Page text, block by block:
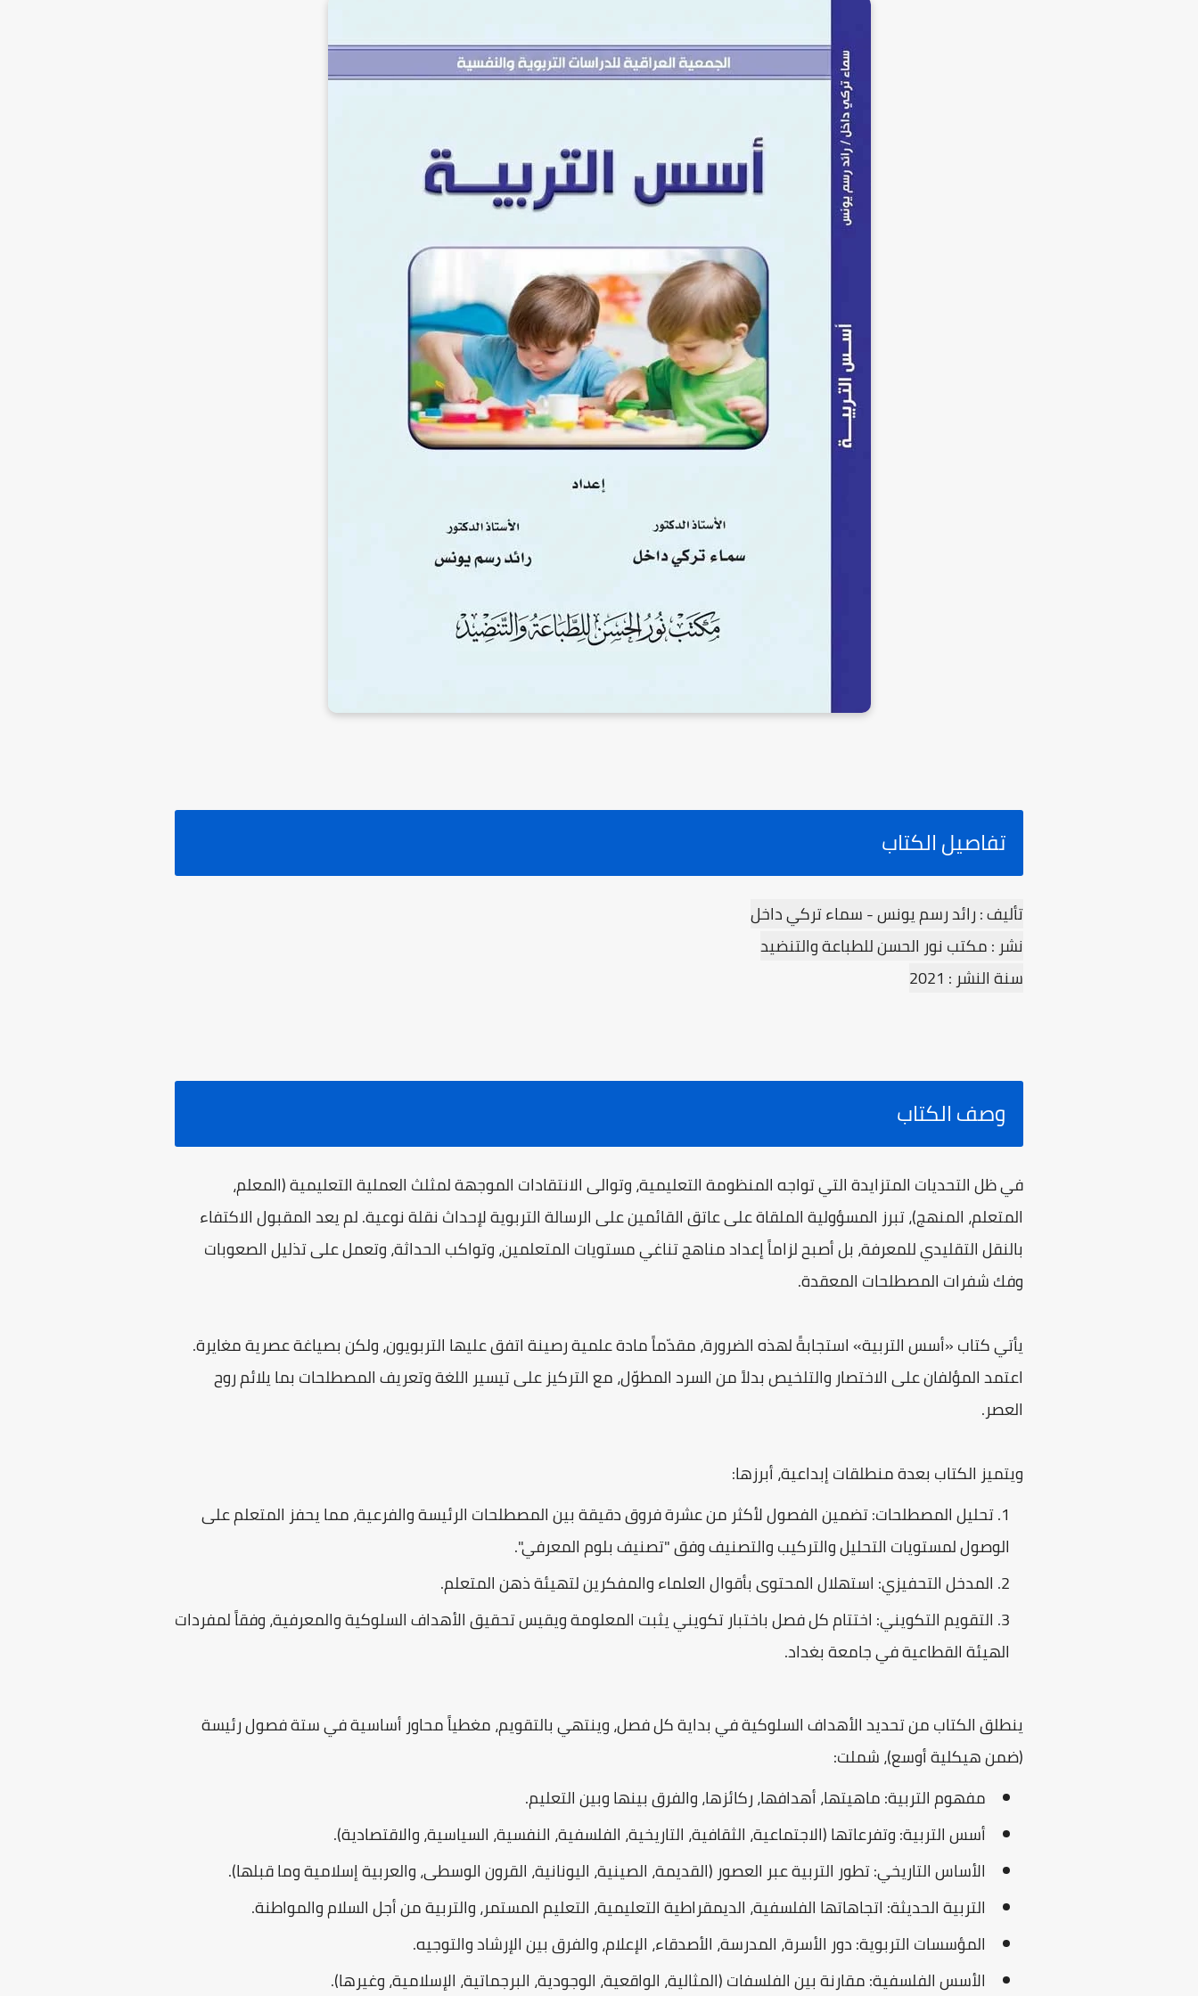
تفاصيل الكتاب
تأليف : رائد رسم یونس - سماء تركي داخل
نشر : مكتب نور الحسن للطباعة والتنضيد
سنة النشر : 2021
وصف الكتاب
في ظل التحديات المتزايدة التي تواجه المنظومة التعليمية، وتوالى الانتقادات الموجهة لمثلث العملية التعليمية (المعلم،
المتعلم، المنهج)، تبرز المسؤولية الملقاة على عاتق القائمين على الرسالة التربوية لإحداث نقلة نوعية. لم يعد المقبول الاكتفاء
بالنقل التقليدي للمعرفة، بل أصبح لزاماً إعداد مناهج تناغي مستويات المتعلمين، وتواكب الحداثة، وتعمل على تذليل الصعوبات
وفك شفرات المصطلحات المعقدة.
يأتي كتاب «أسس التربية» استجابةً لهذه الضرورة، مقدّماً مادة علمية رصينة اتفق عليها التربويون، ولكن بصياغة عصرية مغايرة.
اعتمد المؤلفان على الاختصار والتلخيص بدلاً من السرد المطوّل، مع التركيز على تيسير اللغة وتعريف المصطلحات بما يلائم روح
العصر.
ويتميز الكتاب بعدة منطلقات إبداعية، أبرزها:
تحليل المصطلحات: تضمين الفصول لأكثر من عشرة فروق دقيقة بين المصطلحات الرئيسة والفرعية، مما يحفز المتعلم على
الوصول لمستويات التحليل والتركيب والتصنيف وفق "تصنيف بلوم المعرفي".
المدخل التحفيزي: استهلال المحتوى بأقوال العلماء والمفكرين لتهيئة ذهن المتعلم.
التقويم التكويني: اختتام كل فصل باختبار تكويني يثبت المعلومة ويقيس تحقيق الأهداف السلوكية والمعرفية، وفقاً لمفردات
الهيئة القطاعية في جامعة بغداد.
ينطلق الكتاب من تحديد الأهداف السلوكية في بداية كل فصل، وينتهي بالتقويم، مغطياً محاور أساسية في ستة فصول رئيسة
(ضمن هيكلية أوسع)، شملت:
مفهوم التربية: ماهيتها، أهدافها، ركائزها، والفرق بينها وبين التعليم.
أسس التربية: وتفرعاتها (الاجتماعية، الثقافية، التاريخية، الفلسفية، النفسية، السياسية، والاقتصادية).
الأساس التاريخي: تطور التربية عبر العصور (القديمة، الصينية، اليونانية، القرون الوسطى، والعربية إسلامية وما قبلها).
التربية الحديثة: اتجاهاتها الفلسفية، الديمقراطية التعليمية، التعليم المستمر، والتربية من أجل السلام والمواطنة.
المؤسسات التربوية: دور الأسرة، المدرسة، الأصدقاء، الإعلام، والفرق بين الإرشاد والتوجيه.
الأسس الفلسفية: مقارنة بين الفلسفات (المثالية، الواقعية، الوجودية، البرجماتية، الإسلامية، وغيرها).